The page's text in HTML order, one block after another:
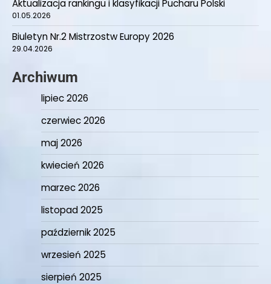
Aktualizacja rankingu i klasyfikacji Pucharu Polski
01.05.2026
Biuletyn Nr.2 Mistrzostw Europy 2026
29.04.2026
Archiwum
lipiec 2026
czerwiec 2026
maj 2026
kwiecień 2026
marzec 2026
listopad 2025
październik 2025
wrzesień 2025
sierpień 2025